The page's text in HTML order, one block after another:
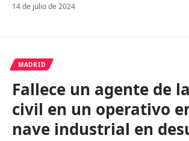
14 de julio de 2024
MADRID
Fallece un agente de
civil en un operativo
nave industrial en